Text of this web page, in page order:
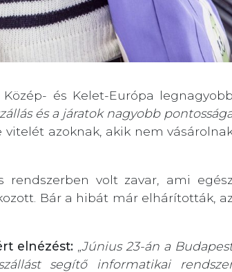
és Kelet-Európa
és a járatok nagyobb
azoknak, akik nem
volt zavar, ami egész
Bár a hibát már elhárították, az
elnézést: „Június 23-án a
segítő informatikai